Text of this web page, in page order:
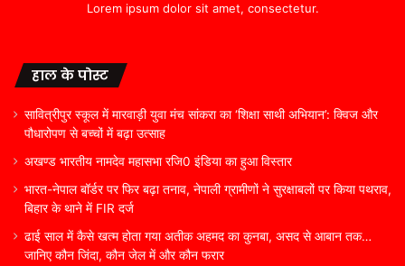
Lorem ipsum dolor sit amet, consectetur.
हाल के पोस्ट
सावित्रीपुर स्कूल में मारवाड़ी युवा मंच सांकरा का ‘शिक्षा साथी अभियान’: क्विज और
पौधारोपण से बच्चों में बढ़ा उत्साह
अखण्ड भारतीय नामदेव महासभा रजि0 इंडिया का हुआ विस्तार
भारत-नेपाल बॉर्डर पर फिर बढ़ा तनाव, नेपाली ग्रामीणों ने सुरक्षाबलों पर किया पथराव,
बिहार के थाने में FIR दर्ज
ढाई साल में कैसे खत्म होता गया अतीक अहमद का कुनबा, असद से आबान तक…
जानिए कौन जिंदा, कौन जेल में और कौन फरार